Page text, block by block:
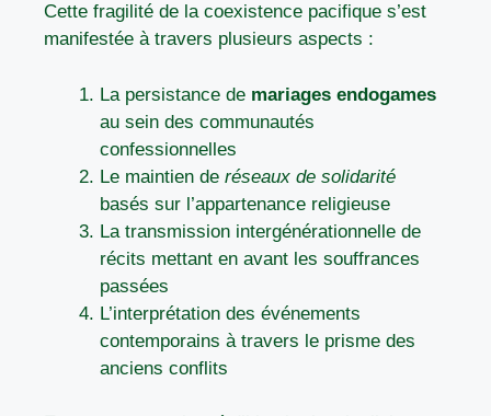
Cette fragilité de la coexistence pacifique s’est
manifestée à travers plusieurs aspects :
La persistance de mariages endogames
au sein des communautés
confessionnelles
Le maintien de réseaux de solidarité
basés sur l’appartenance religieuse
La transmission intergénérationnelle de
récits mettant en avant les souffrances
passées
L’interprétation des événements
contemporains à travers le prisme des
anciens conflits